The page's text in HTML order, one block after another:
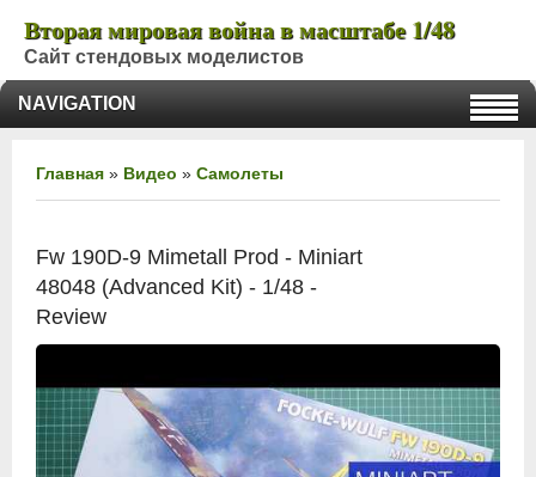
Вторая мировая война в масштабе 1/48
Сайт стендовых моделистов
NAVIGATION
Главная » Видео » Самолеты
Fw 190D-9 Mimetall Prod - Miniart
48048 (Advanced Kit) - 1/48 -
Review